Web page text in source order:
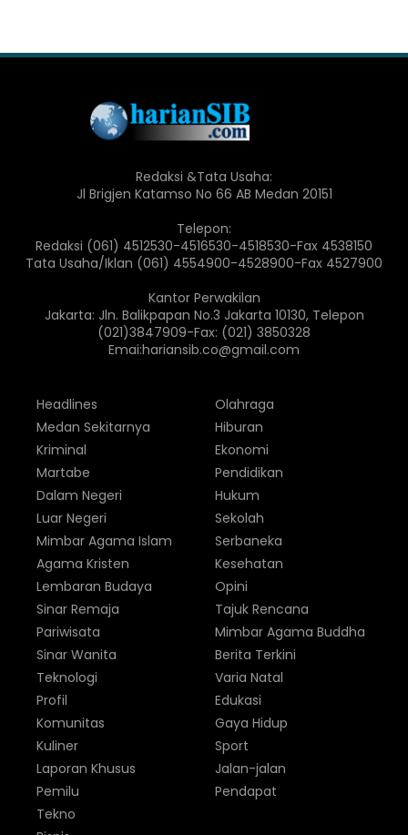
Redaksi &Tata Usaha:
Jl Brigjen Katamso No 66 AB Medan 20151
Telepon:
Redaksi (061) 4512530-4516530-4518530-Fax 4538150
Tata Usaha/Iklan (061) 4554900-4528900-Fax 4527900
Kantor Perwakilan
Jakarta: Jln. Balikpapan No.3 Jakarta 10130, Telepon
(021)3847909-Fax: (021) 3850328
Emai:hariansib.co@gmail.com
Headlines
Medan Sekitarnya
Kriminal
Martabe
Dalam Negeri
Luar Negeri
Olahraga
Hiburan
Ekonomi
Pendidikan
Hukum
Sekolah
Mimbar Agama Islam
Agama Kristen
Lembaran Budaya
Sinar Remaja
Pariwisata
Sinar Wanita
Serbaneka
Kesehatan
Opini
Tajuk Rencana
Mimbar Agama Buddha
Berita Terkini
Teknologi
Profil
Komunitas
Kuliner
Laporan Khusus
Pemilu
Varia Natal
Edukasi
Gaya Hidup
Sport
Jalan-jalan
Pendapat
Tekno